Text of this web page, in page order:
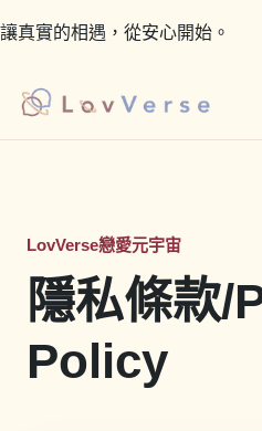
讓真實的相遇，從安心開始。
LovVerse戀愛元宇宙
隱私條款/
Policy